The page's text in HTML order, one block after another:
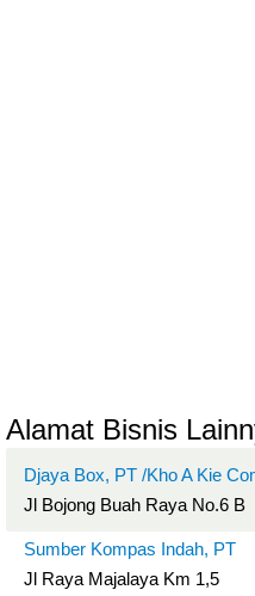
Alamat Bisnis
Djaya Box, PT /Kho A Kie
Jl Bojong Buah Raya No.6 B
Sumber Kompas Indah, PT
Jl Raya Majalaya Km 1,5